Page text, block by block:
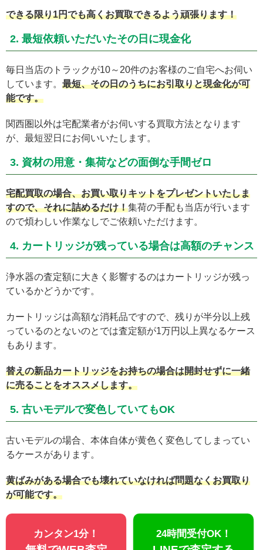
できる限り1円でも高くお買取できるよう頑張ります！
2. 最短依頼いただいたその日に現金化
毎日当店のトラックが10～20件のお客様のご自宅へお伺い
しています。 最短、その日のうちにお引取りと現金化が可
能です。
関西圏以外は宅配業者がお伺いする買取方法となります
が、最短翌日にお伺いいたします。
3. 資材の用意・集荷などの面倒な手間ゼロ
宅配買取の場合、お買い取りキットをプレゼントいたしま
すので、それに詰めるだけ！集荷の手配も当店が行います
ので煩わしい作業なしでご依頼いただけます。
4. カートリッジが残っている場合は高額のチャンス
浄水器の査定額に大きく影響するのはカートリッジが残っ
ているかどうかです。
カートリッジは高額な消耗品ですので、残りが半分以上残
っているのとないのとでは査定額が1万円以上異なるケース
もあります。
替えの新品カートリッジをお持ちの場合は開封せずに一緒
に売ることをオススメします。
5. 古いモデルで変色していてもOK
古いモデルの場合、本体自体が黄色く変色してしまってい
るケースがあります。
黄ばみがある場合でも壊れていなければ問題なくお買取り
が可能です。
カンタン1分！ 24時間受付OK！